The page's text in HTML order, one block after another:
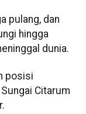
pulang, dan
hingga
dunia.
posisi
Citarum